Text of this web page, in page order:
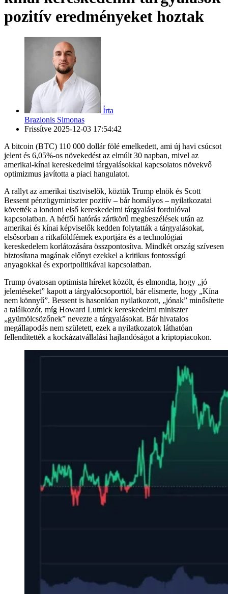
pozitív eredményeket hoztak
Írta
Brazionis Simonas
Frissítve 2025-12-03 17:54:42
A bitcoin (BTC) 110 000 dollár fölé emelkedett, ami új havi csúcsot
jelent és 6,05%-os növekedést az elmúlt 30 napban, mivel az
amerikai-kínai kereskedelmi tárgyalásokkal kapcsolatos növekvő
optimizmus javította a piaci hangulatot.
A rallyt az amerikai tisztviselők, köztük Trump elnök és Scott
Bessent pénzügyminiszter pozitív – bár homályos – nyilatkozatai
követték a londoni első kereskedelmi tárgyalási fordulóval
kapcsolatban. A hétfői hatórás zártkörű megbeszélések után az
amerikai és kínai képviselők kedden folytatták a tárgyalásokat,
elsősorban a ritkaföldfémek exportjára és a technológiai
kereskedelem korlátozására összpontosítva. Mindkét ország szívesen
biztosítana magának előnyt ezekkel a kritikus fontosságú
anyagokkal és exportpolitikával kapcsolatban.
Trump óvatosan optimista híreket közölt, és elmondta, hogy „jó
jelentéseket” kapott a tárgyalócsoporttól, bár elismerte, hogy „Kína
nem könnyű”. Bessent is hasonlóan nyilatkozott, „jónak” minősítette
a találkozót, míg Howard Lutnick kereskedelmi miniszter
„gyümölcsözőnek” nevezte a tárgyalásokat. Bár hivatalos
megállapodás nem született, ezek a nyilatkozatok láthatóan
fellendítették a kockázatvállalási hajlandóságot a kriptopiacokon.